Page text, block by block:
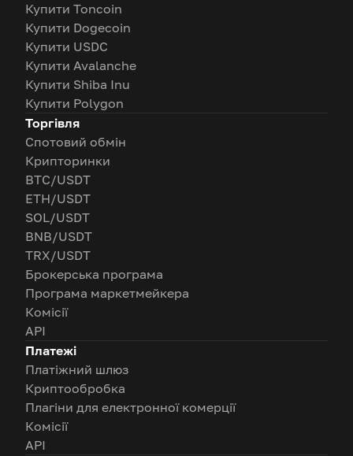
Купити Toncoin
Купити Dogecoin
Купити USDC
Купити Avalanche
Купити Shiba Inu
Купити Polygon
Торгівля
Спотовий обмін
Крипторинки
BTC/USDT
ETH/USDT
SOL/USDT
BNB/USDT
TRX/USDT
Брокерська програма
Програма маркетмейкера
Комісії
API
Платежі
Платіжний шлюз
Криптообробка
Плагіни для електронної комерції
Комісії
API